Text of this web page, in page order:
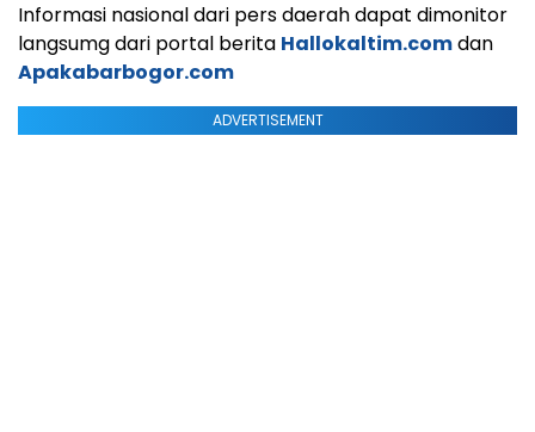
Informasi nasional dari pers daerah dapat dimonitor
langsumg dari portal berita Hallokaltim.comdan
Apakabarbogor.com
ADVERTISEMENT